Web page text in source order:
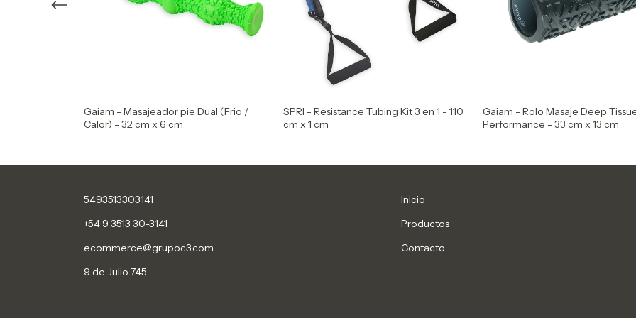
Gaiam - Masajeador pie Dual (Frio /
Calor) - 32 cm x 6 cm
SPRI - Resistance Tubing Kit 3 en 1 - 110
cm x 1 cm
Gaiam - Rolo Masaje Deep
Performance - 33 cm x 13 cm
5493513303141
+54 9 3513 30-3141
ecommerce@grupoc3.com
9 de Julio 745
Inicio
Productos
Contacto